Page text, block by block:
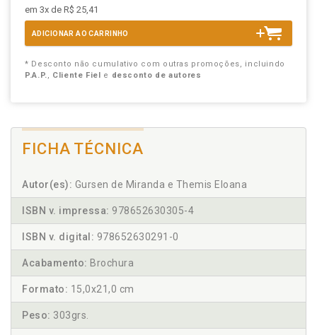
em 3x de R$ 25,41
ADICIONAR AO CARRINHO
* Desconto não cumulativo com outras promoções, incluindo
P.A.P., Cliente Fiel e desconto de autores
FICHA TÉCNICA
Autor(es): Gursen de Miranda e Themis Eloana
ISBN v. impressa: 978652630305-4
ISBN v. digital: 978652630291-0
Acabamento: Brochura
Formato: 15,0x21,0 cm
Peso: 303grs.